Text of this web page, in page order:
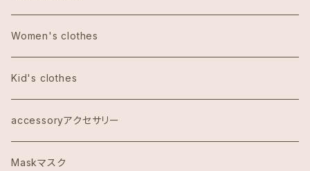
Bath&Body Worksバス＆ボディワークス
Calvin Klein カルバンクライン
COACHコーチ
Dawn to Earth ダウントゥーアース
エコバッグ
Women's clothes
Kid's clothes
accessoryアクセサリー
Maskマスク